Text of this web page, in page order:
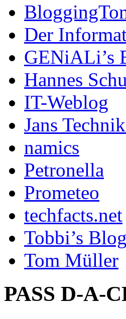
Der
GENiALi’s
Hannes
IT-Weblog
Jans
namics
Petronella
Prometeo
techfacts.net
Tobbi’s Blog
Tom Müller
PASS D-A-